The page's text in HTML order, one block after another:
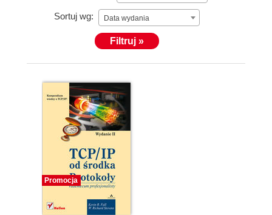
Sortuj wg: Data wydania
Filtruj »
Promocja